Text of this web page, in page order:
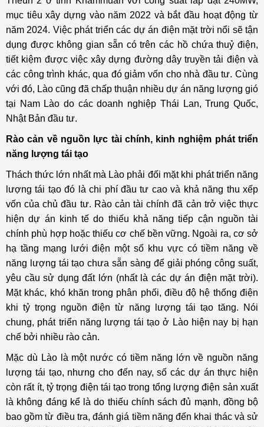
mục tiêu xây dựng vào năm 2022 và bắt đầu hoạt động từ
năm 2024. Việc phát triển các dự án điện mặt trời nổi sẽ tận
dụng được không gian sẵn có trên các hồ chứa thuỷ điện,
tiết kiệm được việc xây dựng đường dây truyền tải điện và
các công trình khác, qua đó giảm vốn cho nhà đầu tư. Cùng
với đó, Lào cũng đã chấp thuận nhiều dự án năng lượng gió
tại Nam Lào do các doanh nghiệp Thái Lan, Trung Quốc,
Nhật Bản đầu tư.
Rào cản về nguồn lực tài chính, kinh nghiệm phát triển
năng lượng tái tạo
Thách thức lớn nhất mà Lào phải đối mặt khi phát triển năng
lượng tái tạo đó là chi phí đầu tư cao và khả năng thu xếp
vốn của chủ đầu tư. Rào cản tài chính đã cản trở việc thực
hiện dự án kinh tế do thiếu khả năng tiếp cận nguồn tài
chính phù hợp hoặc thiếu cơ chế bền vững. Ngoài ra, cơ sở
hạ tầng mạng lưới điện một số khu vực có tiềm năng về
năng lượng tái tạo chưa sẵn sàng để giải phóng công suất,
yêu cầu sử dụng đất lớn (nhất là các dự án điện mặt trời).
Mặt khác, khó khăn trong phân phối, điều độ hệ thống điện
khi tỷ trọng nguồn điện từ năng lượng tái tạo tăng. Nói
chung, phát triển năng lượng tái tạo ở Lào hiện nay bị hạn
chế bởi nhiều rào cản.
Mặc dù Lào là một nước có tiềm năng lớn về nguồn năng
lượng tái tạo, nhưng cho đến nay, số các dự án thực hiện
còn rất ít, tỷ trọng điện tái tạo trong tổng lượng điện sản xuất
là không đáng kể là do thiếu chính sách đủ mạnh, đồng bộ
bao gồm từ điều tra, đánh giá tiềm năng đến khai thác và sử